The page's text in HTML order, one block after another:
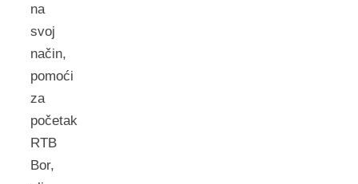
na
svoj
način,
pomoći
za
početak
RTB
Bor,